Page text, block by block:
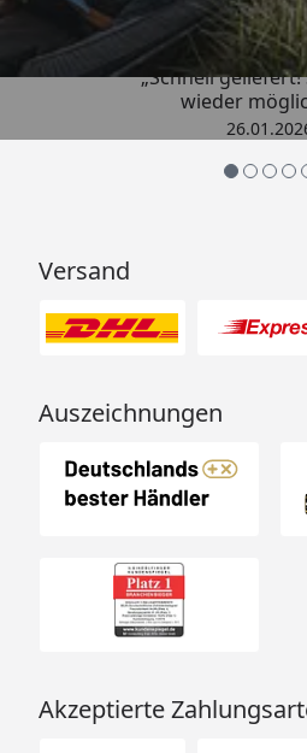
„Schnell
wieder
Versand
Auszeichnungen
Akzeptierte